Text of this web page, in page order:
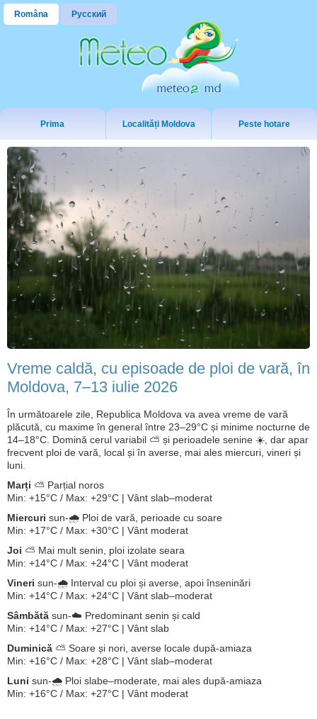
Româna Русский
Prima Localități Moldova Peste hotare
Vreme caldă, cu episoade de ploi de vară, în
Moldova, 7–13 iulie 2026
În următoarele zile, Republica Moldova va avea vreme de vară
plăcută, cu maxime în general între 23–29°C și minime nocturne de
14–18°C. Domină cerul variabil ⛅ și perioadele senine ☀️, dar apar
frecvent ploi de vară, local și în averse, mai ales miercuri, vineri și
luni.
Marți ⛅ Parțial noros
Min: +15°C / Max: +29°C | Vânt slab–moderat
Miercuri sun-🌧️ Ploi de vară, perioade cu soare
Min: +17°C / Max: +30°C | Vânt moderat
Joi ⛅ Mai mult senin, ploi izolate seara
Min: +14°C / Max: +24°C | Vânt moderat
Vineri sun-🌧️ Interval cu ploi și averse, apoi înseninări
Min: +14°C / Max: +24°C | Vânt slab–moderat
Sâmbătă sun-☁️ Predominant senin și cald
Min: +14°C / Max: +27°C | Vânt slab
Duminică ⛅ Soare și nori, averse locale după-amiaza
Min: +16°C / Max: +28°C | Vânt slab–moderat
Luni sun-🌧️ Ploi slabe–moderate, mai ales după-amiaza
Min: +16°C / Max: +27°C | Vânt moderat